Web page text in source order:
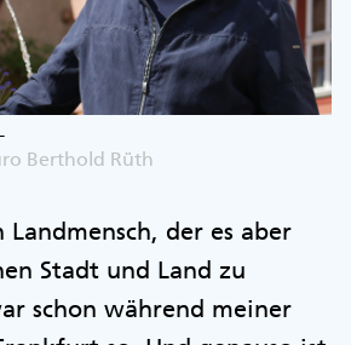
Berthold Rüth
der es aber
Stadt und Land zu
schon während meiner